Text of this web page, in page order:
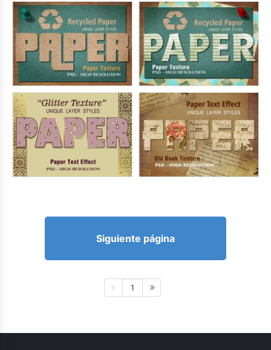
Siguiente página
1